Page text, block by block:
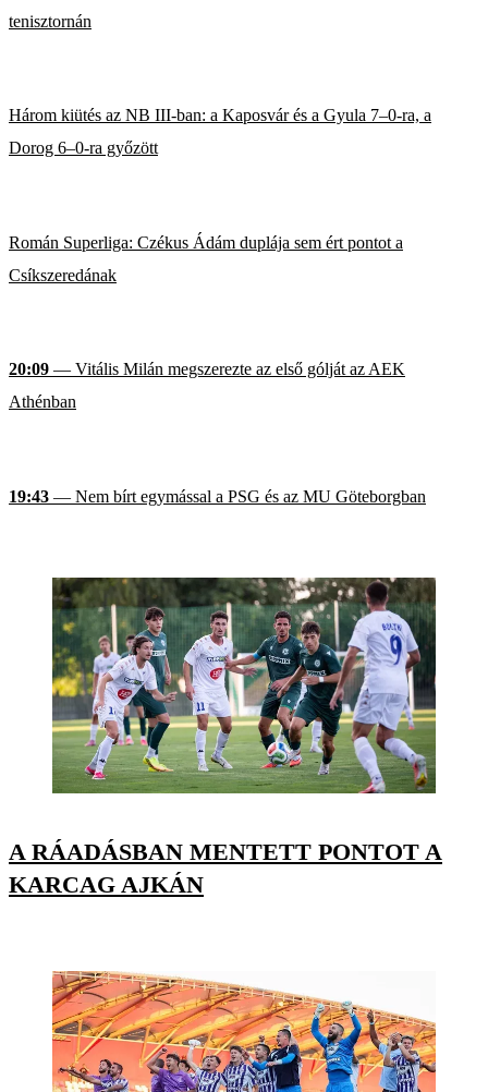
tenisztornán
Három kiütés az NB III-ban: a Kaposvár és a Gyula 7–0-ra, a
Dorog 6–0-ra győzött
Román Superliga: Czékus Ádám duplája sem ért pontot a
Csíkszeredának
20:09 — Vitális Milán megszerezte az első gólját az AEK
Athénban
19:43 — Nem bírt egymással a PSG és az MU Göteborgban
A RÁADÁSBAN MENTETT PONTOT A
KARCAG AJKÁN